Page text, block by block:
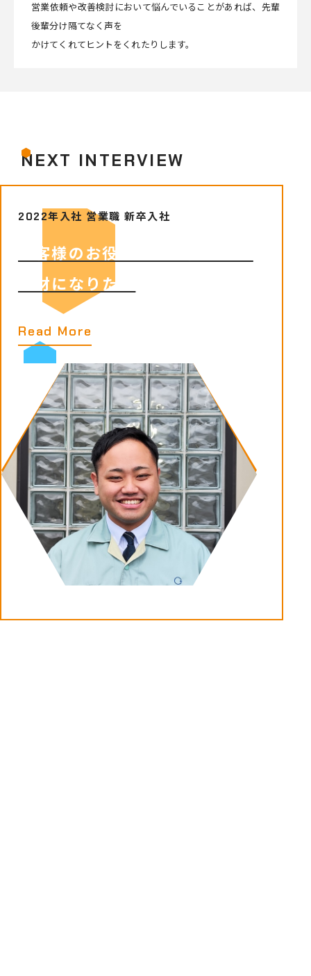
営業依頼や改善検討において悩んでいることがあれば、先輩
後輩分け隔てなく声を
かけてくれてヒントをくれたりします。
NEXT INTERVIEW
2022年入社 営業職 新卒入社
お客様のお役に立ち、喜ばれる
人材になりたい
Read More